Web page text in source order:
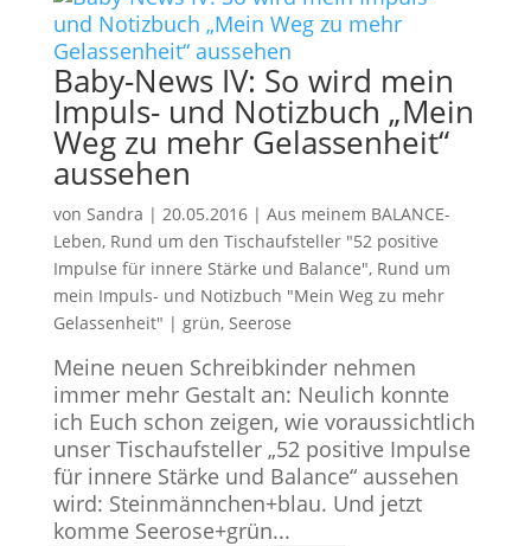
Baby-News IV: So wird mein
Impuls- und Notizbuch „Mein
Weg zu mehr Gelassenheit“
aussehen
von Sandra | 20.05.2016| Aus meinem BALANCE-
Leben, Rund um den Tischaufsteller "52 positive
Impulse für innere Stärke und Balance", Rund um
mein Impuls- und Notizbuch "Mein Weg zu mehr
Gelassenheit" | grün, Seerose
Meine neuen Schreibkinder nehmen
immer mehr Gestalt an: Neulich konnte
ich Euch schon zeigen, wie voraussichtlich
unser Tischaufsteller „52 positive Impulse
für innere Stärke und Balance“ aussehen
wird: Steinmännchen+blau. Und jetzt
komme Seerose+grün...